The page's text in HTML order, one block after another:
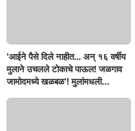
'आईने पैसे दिले नाहीत... अन् १६ वर्षीय
मुलाने उचलले टोकाचे पाऊल! जळगाव
जामोदमध्ये खळबळ'! मुलांमधली